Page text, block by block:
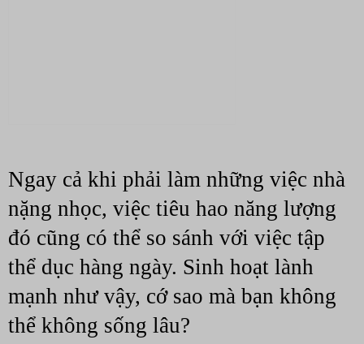
Ngay cả khi phải làm những việc nhà
nặng nhọc, việc tiêu hao năng lượng
đó cũng có thể so sánh với việc tập
thể dục hàng ngày. Sinh hoạt lành
mạnh như vậy, cớ sao mà bạn không
thể không sống lâu?